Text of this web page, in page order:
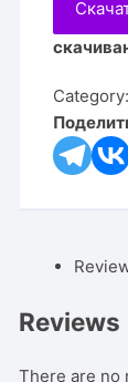
Category:
Reviews
There are no